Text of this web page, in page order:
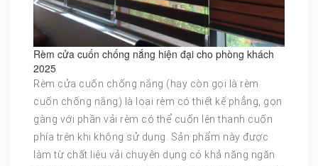
Rèm cửa cuốn chống nắng hiện đại cho phòng khách
2025
Rèm cửa cuốn chống nắng (hay còn gọi là rèm
cuốn chống nắng) là loại rèm có thiết kế phẳng, gọn
gàng với phần vải rèm có thể cuốn lên thanh cuốn
phía trên khi không sử dụng. Sản phẩm này được
làm từ chất liệu vải chuyên dụng có khả năng ngăn